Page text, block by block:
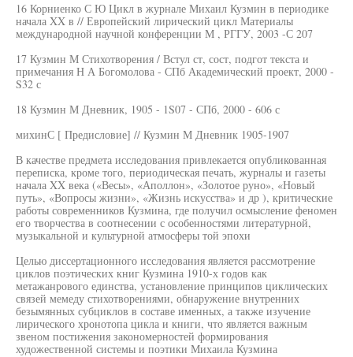
16 Корниенко С Ю Цикл в журнале Михаил Кузмин в периодике
начала XX в // Европейский лирический цикл Материалы
международной научной конференции М , РГГУ, 2003 -С 207
17 Кузмин М Стихотворения / Встул ст, сост, подгот текста и
примечания Н А Богомолова - СПб Академический проект, 2000 -
S32 с
18 Кузмин М Дневник, 1905 - 1S07 - СПб, 2000 - 606 с
михинС [ Предисловие] // Кузмин М Дневник 1905-1907
В качестве предмета исследования привлекается опубликованная
переписка, кроме того, периодическая печать, журналы и газеты
начала XX века («Весы», «Аполлон», «Золотое руно», «Новый
путь», «Вопросы жизни», «Жизнь искусства» и др ), критические
работы современников Кузмина, где получил осмысление феномен
его творчества в соотнесении с особенностями литературной,
музыкальной и культурной атмосферы той эпохи
Целью диссертационного исследования является рассмотрение
циклов поэтических книг Кузмина 1910-х годов как
метажанрового единства, установление принципов циклических
связей мемеду стихотворениями, обнаружение внутренних
безымянных субциклов в составе именных, а также изучение
лирического хронотопа цикла и книги, что является важным
звеном постижения закономерностей формирования
художественной системы и поэтики Михаила Кузмина